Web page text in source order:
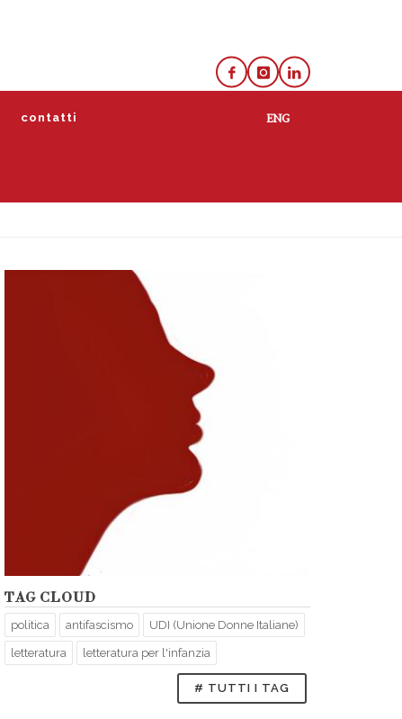
contatti
TAG CLOUD
politica antifascismo UDI (Unione Donne Italiane)
letteratura letteratura per l'infanzia
# TUTTI I TAG